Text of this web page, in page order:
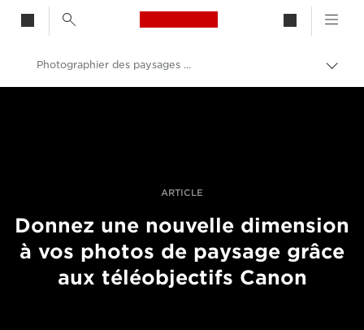
Canon Logo, back to
entre
Photographier des paysages à l'aide de téléobjectifs
ARTICLE
Donnez une nouvelle dimension
à vos photos de paysage grâce
aux téléobjectifs Canon